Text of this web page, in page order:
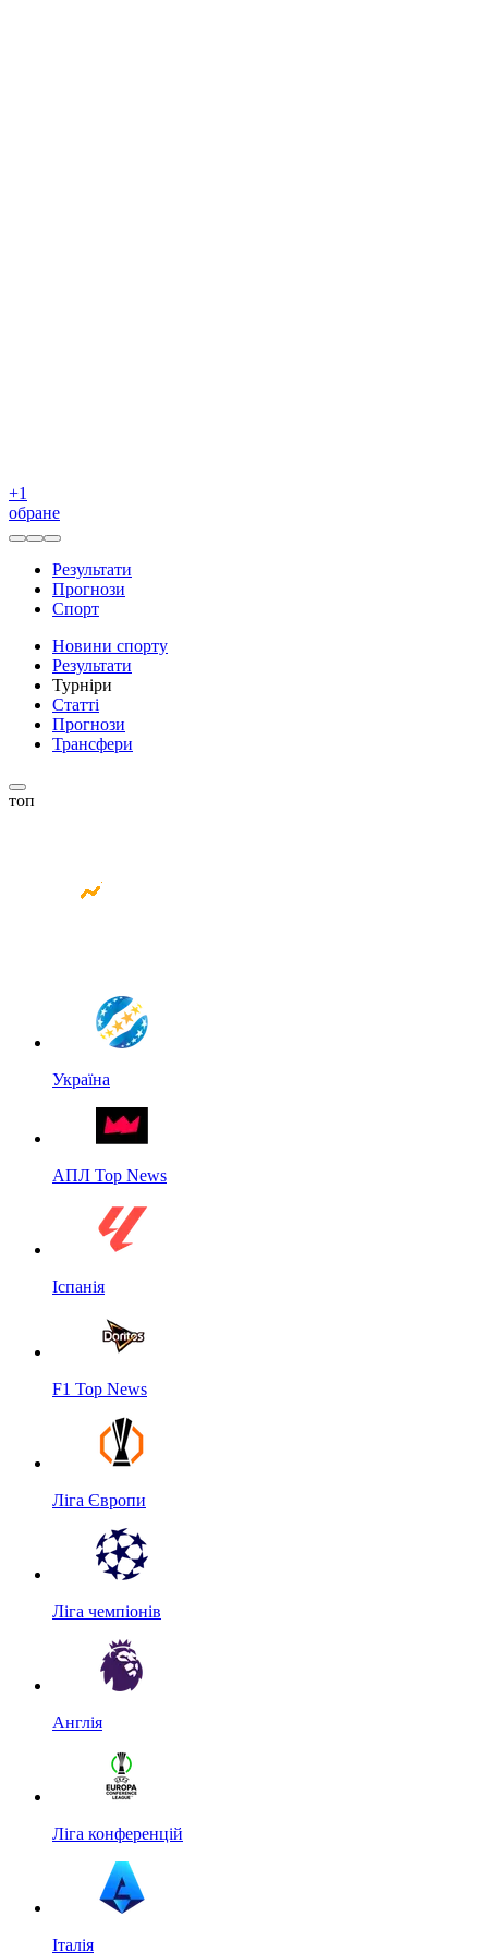
+1
обране
Результати
Прогнози
Спорт
Новини спорту
Результати
Турніри
Статті
Прогнози
Трансфери
топ
Україна
АПЛ Top News
Іспанія
F1 Top News
Ліга Європи
Ліга чемпіонів
Англія
Ліга конференцій
Італія